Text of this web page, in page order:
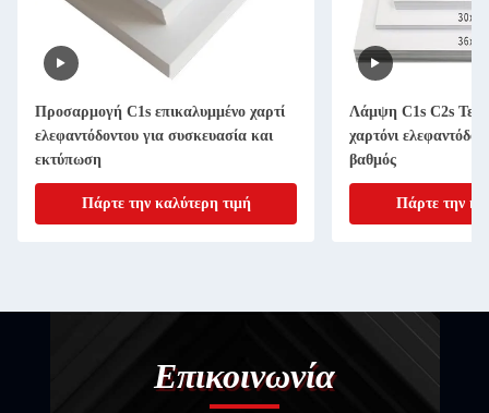
Προσαρμογή C1s επικαλυμμένο χαρτί
ελεφαντόδοντου για συσκευασία και
εκτύπωση
Πάρτε την καλύτερη τιμή
Λάμψη C1s C2s
χαρτόνι
βαθμός
Πάρτε την
Επικοινωνία